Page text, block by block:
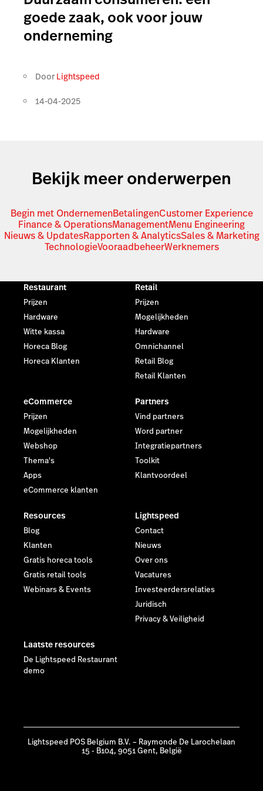
goede zaak, ook voor jouw
onderneming
Door Lightspeed
14-04-2025
Bekijk meer onderwerpen
Begin met OndernemenBetalingenCustomer Experience
Finance & OperationsManagementMenu Engineering
Nieuws & UpdatesRapporten & AnalyticsSales & Marketing
TechnologieVooraadbeheerWerknemers
Restaurant
Prijzen
Hardware
Witte kassa
Horeca Blog
Horeca Klanten
Retail
Prijzen
Mogelijkheden
Hardware
Omnichannel
Retail Blog
Retail Klanten
eCommerce
Prijzen
Mogelijkheden
Webshop
Thema's
Apps
eCommerce klanten
Partners
Vind partners
Word partner
Integratiepartners
Toolkit
Klantvoordeel
Resources
Blog
Klanten
Gratis horeca tools
Gratis retail tools
Webinars & Events
Lightspeed
Contact
Nieuws
Over ons
Vacatures
Investeerdersrelaties
Juridisch
Privacy & Veiligheid
Laatste resources
De Lightspeed Restaurant
demo
Lightspeed POS Belgium B.V. – Raymonde De Larochelaan
15 - B104, 9051 Gent, België